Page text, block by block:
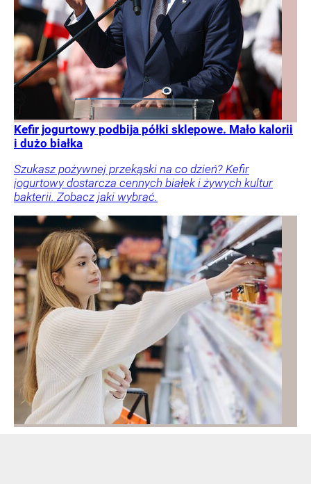
Kefir jogurtowy podbija półki sklepowe. Mało kalorii
i dużo białka
Szukasz pożywnej przekąski na co dzień? Kefir
jogurtowy dostarcza cennych białek i żywych kultur
bakterii. Zobacz jaki wybrać.